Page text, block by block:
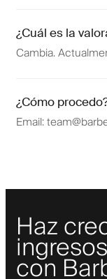
¿Cuál es la
Cambia.
¿Cómo
Email:
Haz
con